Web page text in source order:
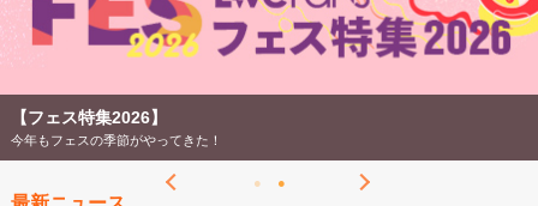
【フェス特集2026】
今年もフェスの季節がやってきた！